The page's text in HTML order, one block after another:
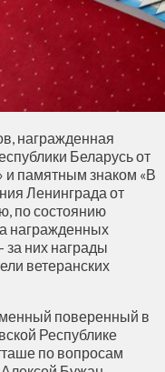
награжденная
Беларусь от
и памятным знаком «В
Ленинграда от
по состоянию
награжденных
за них награды
ветеранских
поверенный в
Республике
по вопросам